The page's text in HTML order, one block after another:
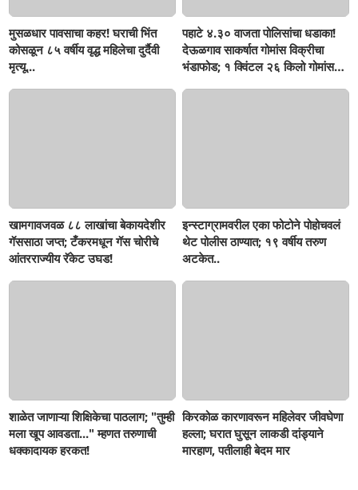
मुसळधार पावसाचा कहर! घराची भिंत
कोसळून ८५ वर्षीय वृद्ध महिलेचा दुर्दैवी
मृत्यू...
पहाटे ४.३० वाजता पोलिसांचा धडाका!
देऊळगाव साकर्षात गोमांस विक्रीचा
भंडाफोड; १ क्विंटल २६ किलो गोमांस
खामगावजवळ ८८ लाखांचा बेकायदेशीर
गॅससाठा जप्त; टँकरमधून गॅस चोरीचे
आंतरराज्यीय रॅकेट उघड!
इन्स्टाग्रामवरील एका फोटोने पोहोचवलं
थेट पोलीस ठाण्यात; १९ वर्षीय तरुण
अटकेत..
शाळेत जाणाऱ्या शिक्षिकेचा पाठलाग; "तुम्ही
मला खूप आवडता..." म्हणत तरुणाची
धक्कादायक हरकत!
किरकोळ कारणावरून महिलेवर जीवघेणा
हल्ला; घरात घुसून लाकडी दांड्याने
मारहाण, पतीलाही बेदम मार